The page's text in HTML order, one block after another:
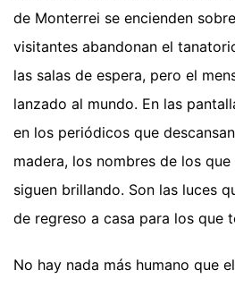
de Monterrei se encienden
visitantes abandonan el
las salas de espera, pero el
lanzado al mundo. En las
en los periódicos que
madera, los nombres de los
siguen brillando. Son las luces
de regreso a casa para los que
No hay nada más humano que